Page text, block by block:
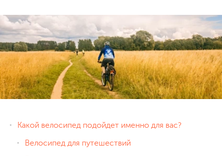
Какой велосипед подойдет именно для вас?
Велосипед для путешествий